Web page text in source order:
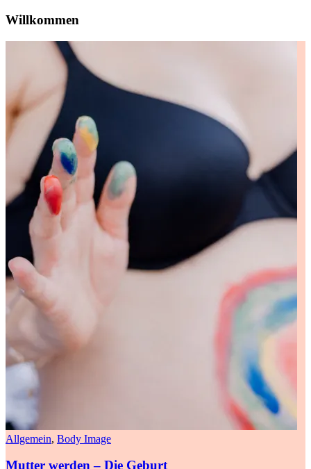
Willkommen
Allgemein, Body Image
Mutter werden – Die Geburt